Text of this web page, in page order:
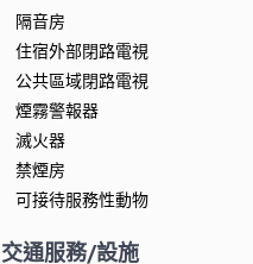
隔音房
住宿外部閉路電視
公共區域閉路電視
煙霧警報器
滅火器
禁煙房
可接待服務性動物
交通服務/設施